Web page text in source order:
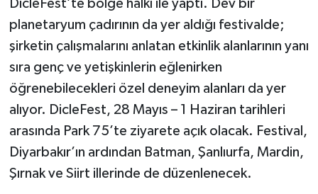
DicleFest’te bölge halkı ile yaptı. Dev bir
planetaryum çadırının da yer aldığı festivalde;
şirketin çalışmalarını anlatan etkinlik alanlarının yanı
sıra genç ve yetişkinlerin eğlenirken
öğrenebilecekleri özel deneyim alanları da yer
alıyor. DicleFest, 28 Mayıs – 1 Haziran tarihleri
arasında Park 75’te ziyarete açık olacak. Festival,
Diyarbakır’ın ardından Batman, Şanlıurfa, Mardin,
Şırnak ve Siirt illerinde de düzenlenecek.